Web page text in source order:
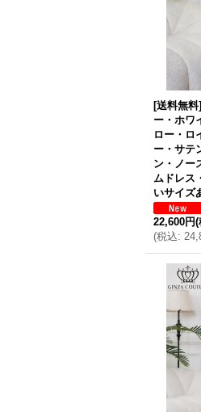
[送料無
ー・ホワ
ロー・ロ
ー・サテ
ン・ノー
ムドレス
いサイズ
22,600円(
(税込: